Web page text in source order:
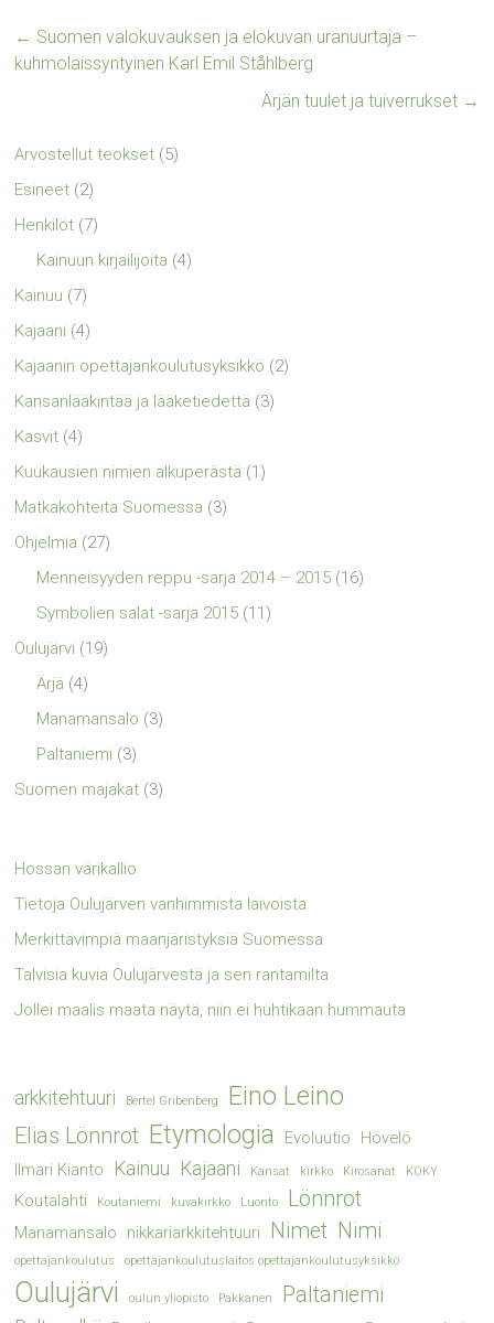
← Suomen valokuvauksen ja elokuvan uranuurtaja –
kuhmolaissyntyinen Karl Emil Ståhlberg
Ärjän tuulet ja tuiverrukset →
Arvostellut teokset (5)
Esineet (2)
Henkilöt (7)
Kainuun kirjailijoita (4)
Kainuu (7)
Kajaani (4)
Kajaanin opettajankoulutusyksikkö (2)
Kansanlääkintää ja lääketiedettä (3)
Kasvit (4)
Kuukausien nimien alkuperästä (1)
Matkakohteita Suomessa (3)
Ohjelmia (27)
Menneisyyden reppu -sarja 2014 – 2015 (16)
Symbolien salat -sarja 2015 (11)
Oulujärvi (19)
Ärjä (4)
Manamansalo (3)
Paltaniemi (3)
Suomen majakat (3)
Hossan värikallio
Tietoja Oulujärven vanhimmista laivoista
Merkittävimpiä maanjäristyksiä Suomessa
Talvisia kuvia Oulujärvestä ja sen rantamilta
Jollei maalis maata näytä, niin ei huhtikaan hummauta
arkkitehtuuri Bertel Gribenberg Eino Leino
Elias Lönnrot Etymologia Evoluutio
Hövelö
Ilmari Kianto
Kainuu Kajaani Kansat kirkko Kirosanat KOKY
Koutalahti Koutaniemi kuvakirkko Luonto Lönnrot
Manamansalo nikkariarkkitehtuuri Nimet Nimi
opettajankoulutus opettajankoulutuslaitos opettajankoulutusyksikkö
Oulujärvi oulun yliopisto Pakkanen Paltaniemi